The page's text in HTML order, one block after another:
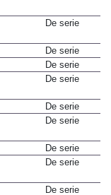
De serie
De serie
De serie
De serie